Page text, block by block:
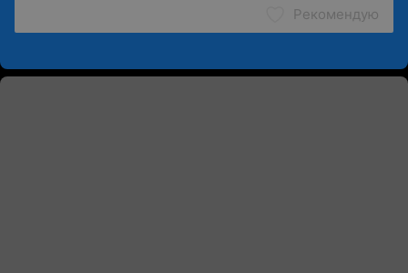
Рекомендую